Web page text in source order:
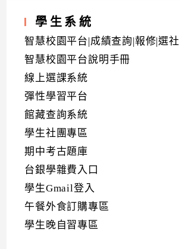
學生系統
智慧校園平台|成績查詢|報修|選社
智慧校園平台說明手冊
線上選課系統
彈性學習平台
館藏查詢系統
學生社團專區
期中考古題庫
台銀學雜費入口
學生Gmail登入
午餐外食訂購專區
學生晚自習專區